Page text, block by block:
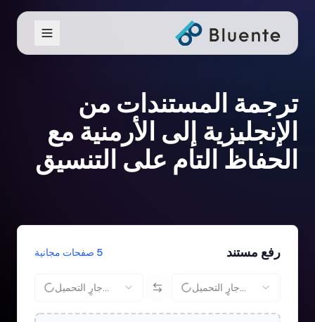
ترجمة المستندات من
الإنجليزية إلى الأرمنية مع
الحفاظ التام على التنسيق
رفع مستند 5 صفحات مجانية
جارٍ التحميل... جارٍ التحميل...